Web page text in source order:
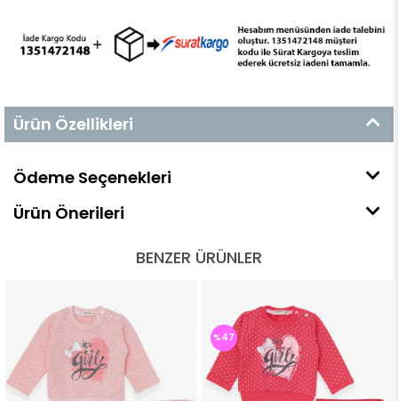
Ürün Özellikleri
Ödeme Seçenekleri
Ürün Önerileri
BENZER ÜRÜNLER
%47